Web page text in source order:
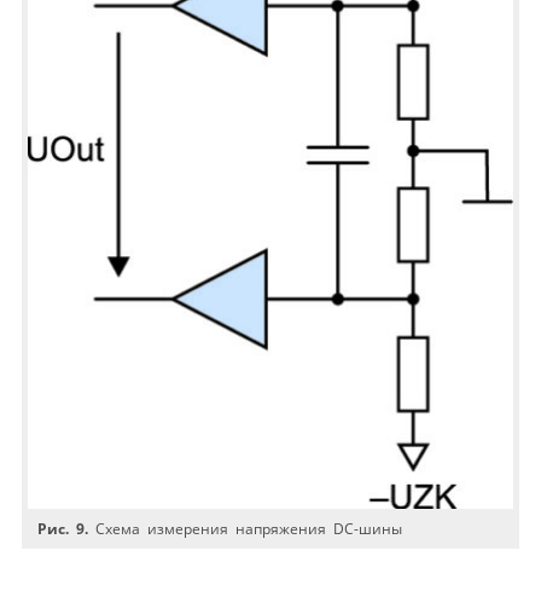
Рис. 9. Схема измерения напряжения DC-шины